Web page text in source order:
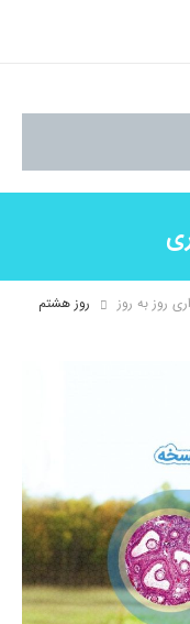
روز به روز
روز هشتم